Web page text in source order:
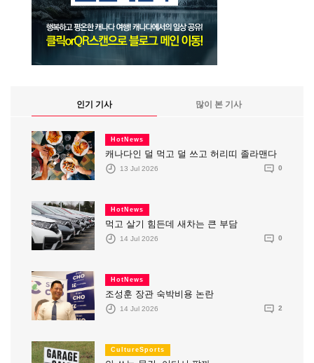
인기 기사 많이 본 기사
HotNews
캐나다인 덜 먹고 덜 쓰고 허리띠 졸라맨다
13 Jul 2026 0
HotNews
먹고 살기 힘든데 새차는 큰 부담
14 Jul 2026 0
HotNews
조성훈 장관 숙박비용 논란
14 Jul 2026 2
CultureSports